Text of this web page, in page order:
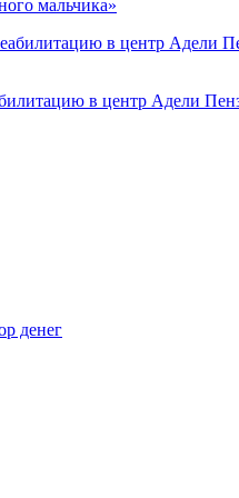
мальчика»
в центр Адели
денег